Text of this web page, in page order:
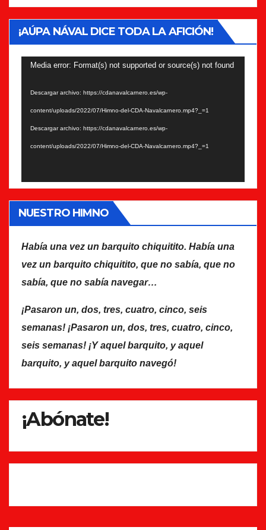
¡AÚPA NÁVAL DICE TODA LA AFICIÓN!
Reproductor
Media error: Format(s) not supported or source(s) not found
Descargar archivo: https://cdanavalcarnero.es/wp-
content/uploads/2022/07/Himno-del-CDA-Navalcarnero.mp4?_=1
Descargar archivo: https://cdanavalcarnero.es/wp-
content/uploads/2022/07/Himno-del-CDA-Navalcarnero.mp4?_=1
NUESTRO HIMNO
Había una vez un barquito chiquitito. Había una
vez un barquito chiquitito, que no sabía, que no
sabía, que no sabía navegar…
¡Pasaron un, dos, tres, cuatro, cinco, seis
semanas! ¡Pasaron un, dos, tres, cuatro, cinco,
seis semanas! ¡Y aquel barquito, y aquel
barquito, y aquel barquito navegó!
¡Abónate!